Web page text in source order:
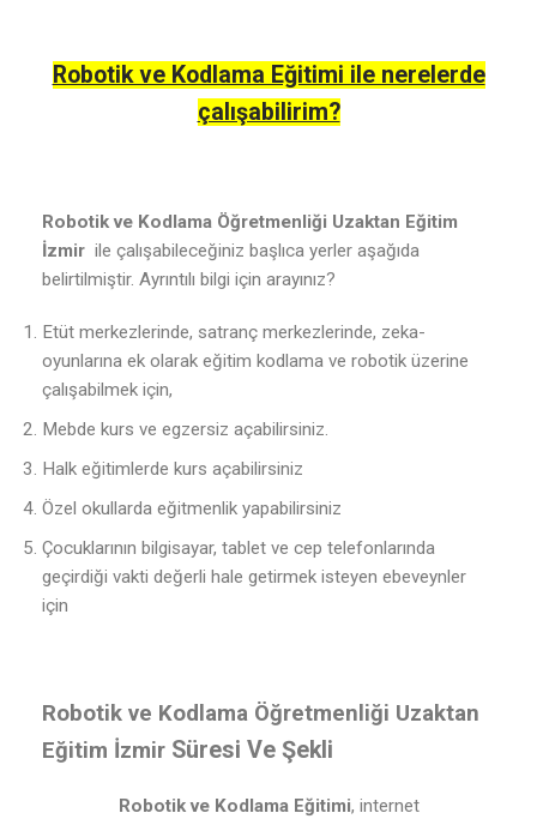
Robotik ve Kodlama Eğitimi ile nerelerde
çalışabilirim?
Robotik ve Kodlama Öğretmenliği Uzaktan Eğitim
İzmir ile çalışabileceğiniz başlıca yerler aşağıda
belirtilmiştir. Ayrıntılı bilgi için arayınız?
Etüt merkezlerinde, satranç merkezlerinde, zeka-
oyunlarına ek olarak eğitim kodlama ve robotik üzerine
çalışabilmek için,
Mebde kurs ve egzersiz açabilirsiniz.
Halk eğitimlerde kurs açabilirsiniz
Özel okullarda eğitmenlik yapabilirsiniz
Çocuklarının bilgisayar, tablet ve cep telefonlarında
geçirdiği vakti değerli hale getirmek isteyen ebeveynler
için
Robotik ve Kodlama Öğretmenliği Uzaktan
Eğitim İzmir Süresi Ve Şekli
Robotik ve Kodlama Eğitimi, internet